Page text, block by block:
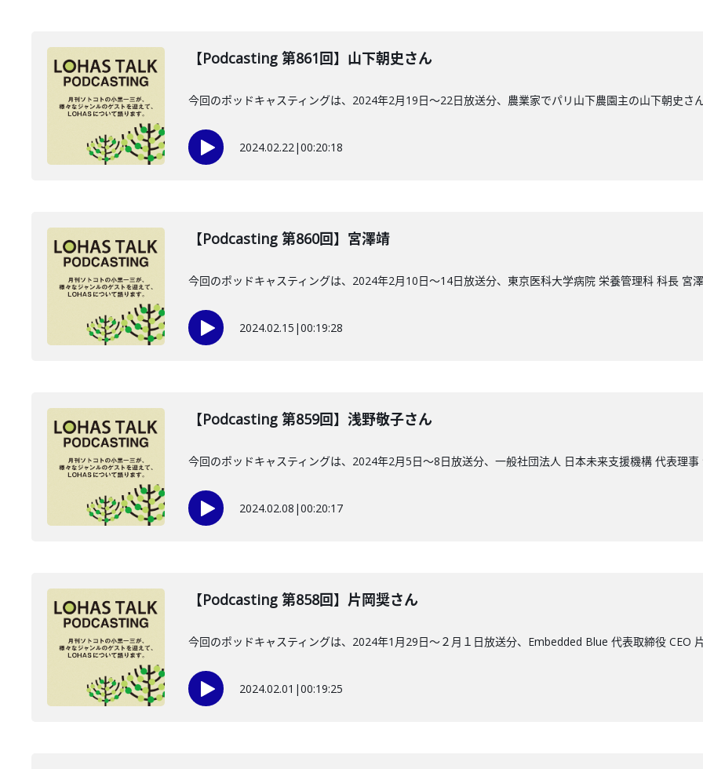
【Podcasting 第861回】山下朝史さん
今回のポッドキャスティングは、2024年2月19日〜22日放送分、農業家でパリ山下農園主の山下朝史さ
2024.02.22|00:20:18
【Podcasting 第860回】宮澤靖
今回のポッドキャスティングは、2024年2月10日〜14日放送分、東京医科大学病院 栄養管理科 科長 宮
2024.02.15 |00:19:28
【Podcasting 第859回】浅野敬子さん
今回のポッドキャスティングは、2024年2月5日〜8日放送分、一般社団法人 日本未来支援機構 代表理事
2024.02.08 |00:20:17
【Podcasting 第858回】片岡奨さん
今回のポッドキャスティングは、2024年1月29日〜２月１日放送分、Embedded Blue 代表取締役 CEO
2024.02.01 |00:19:25